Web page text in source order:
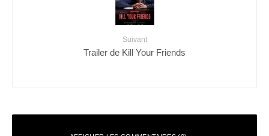
Suivant
Trailer de Kill Your Friends